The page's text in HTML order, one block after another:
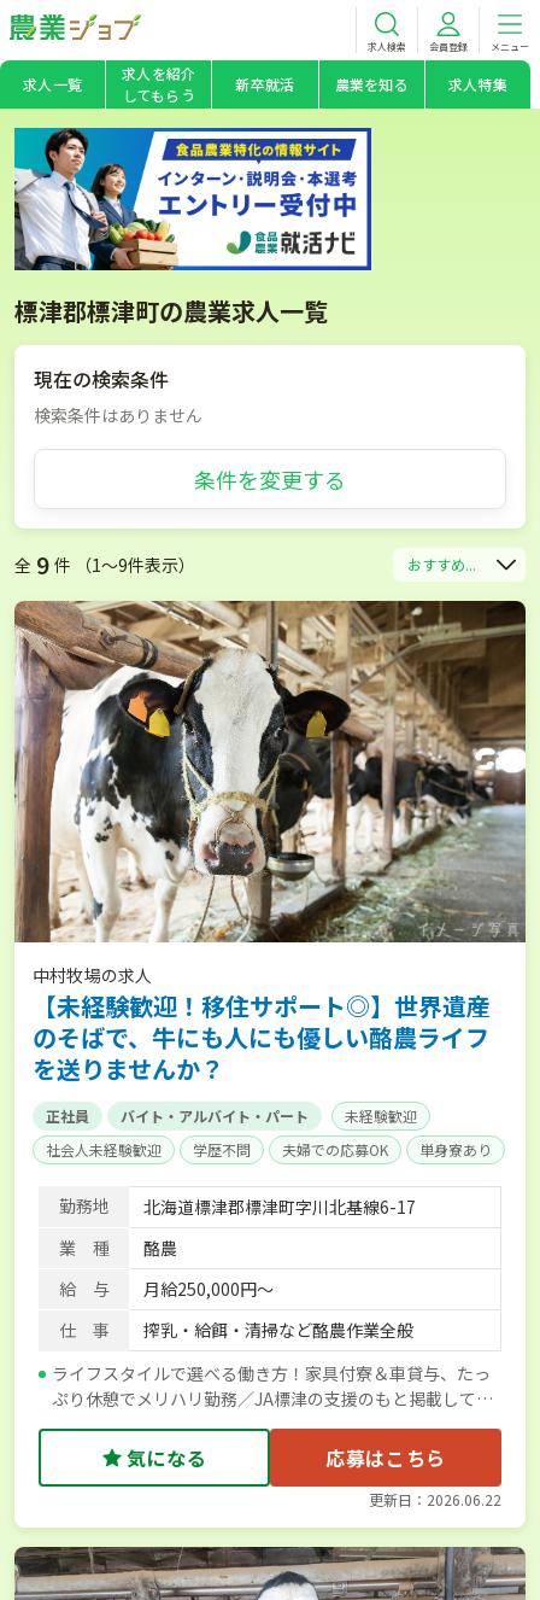
求人検索 会員登録 メニュー
求人一覧
求人を紹介
してもらう
新卒就活 農業を知る 求人特集
標津郡標津町の農業求人一覧
現在の検索条件
検索条件はありません
条件を変更する
全 9 件 （1〜9件表示） おすすめ...
中村牧場の求人
【未経験歓迎！移住サポート◎】世界遺産
のそばで、牛にも人にも優しい酪農ライフ
を送りませんか？
正社員 バイト・アルバイト・パート
未経験歓迎
社会人未経験歓迎
学歴不問 夫婦での応募OK
単身寮あり
勤務地
北海道標津郡標津町字川北基線6-17
業 種
酪農
給 与
月給250,000円～
仕 事
搾乳・給餌・清掃など酪農作業全般
ライフスタイルで選べる働き方！家具付寮＆車貸与、たっ
ぷり休憩でメリハリ勤務／JA標津の支援のもと掲載してい
ます
気になる 応募はこちら
更新日：2026.06.22